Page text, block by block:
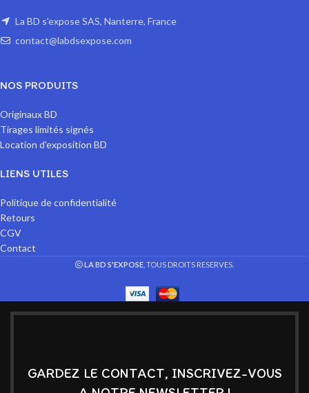
La BD s'expose SAS, Nanterre, France
contact@labdsexpose.com
NOS PRODUITS
Originaux BD
Tirages limités signés
Location d'exposition BD
LIENS UTILES
Politique de confidentialité
Retours
CGV
Contact
LA BD S'EXPOSE , TOUS DROITS RESERVES.
GARDEZ LE CONTACT, INSCRIVEZ-VOUS